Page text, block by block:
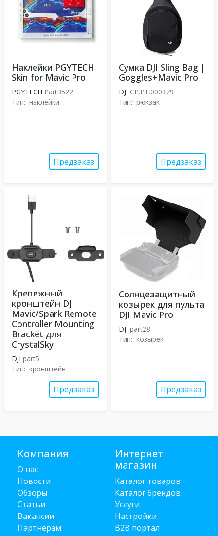
Наклейки PGYTECH
Skin for Mavic Pro
PGYTECH Part3522
Тип: наклейки
Предзаказ
Сумка DJI Sling Bag |
Goggles+Mavic Pro
DJI CP.PT.000879
Тип: рюкзак
Предзаказ
Крепежный
кронштейн DJI
Mavic/Spark Remote
Controller Mounting
Bracket для
CrystalSky
DJI part5
Тип: кронштейн
Предзаказ
Солнцезащитный
козырек для пульта
DJI Mavic Pro
DJI part28
Тип: козырек
Предзаказ
Компания
О нас
Новости
Обзоры
Статьи
Вакансии
Партнёрам
Интернет
магазин
Каталог товаров
Каталог брендов
Услуги
Настройки
B2B портал